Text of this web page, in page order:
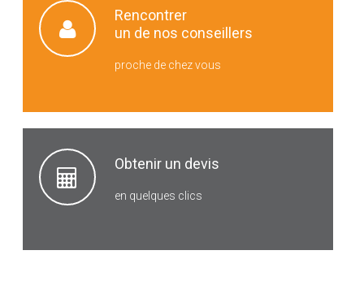
Rencontrer
un de nos conseillers
proche de chez vous
Obtenir un devis
en quelques clics